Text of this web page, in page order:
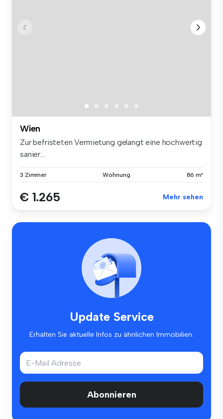
Wien
Zur befristeten Vermietung gelangt eine hochwertig
sanier...
3 Zimmer Wohnung 86 m²
€ 1.265 Mehr sehen
Update Service
Erhalten Sie aktuelle Infos zu ähnlichen Immobilien.
Abonnieren